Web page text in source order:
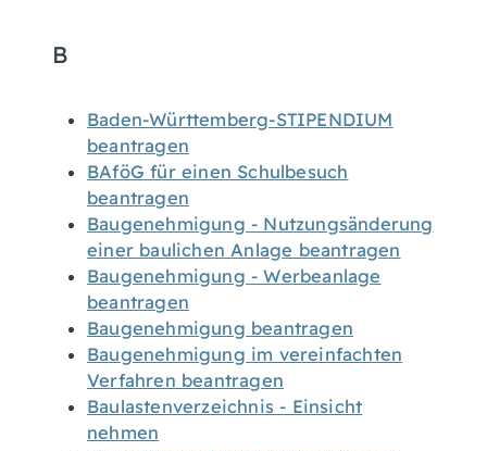
B
Baden-Württemberg-STIPENDIUM
beantragen
BAföG für einen Schulbesuch
beantragen
Baugenehmigung - Nutzungsänderung
einer baulichen Anlage beantragen
Baugenehmigung - Werbeanlage
beantragen
Baugenehmigung beantragen
Baugenehmigung im vereinfachten
Verfahren beantragen
Baulastenverzeichnis - Einsicht
nehmen